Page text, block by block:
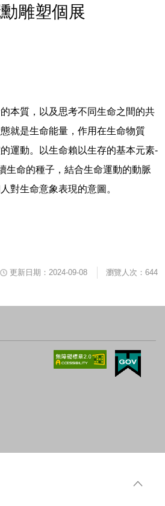
雕塑個展
本質，以及思考不同生命之間的共
就是生命能量，作用在生命物質
運動。以生命賴以生存的基本元素-
生命的種子，結合生命運動的動脈
對生命意象表現的意圖。
更新日期：2024-09-08 瀏覽人次：644